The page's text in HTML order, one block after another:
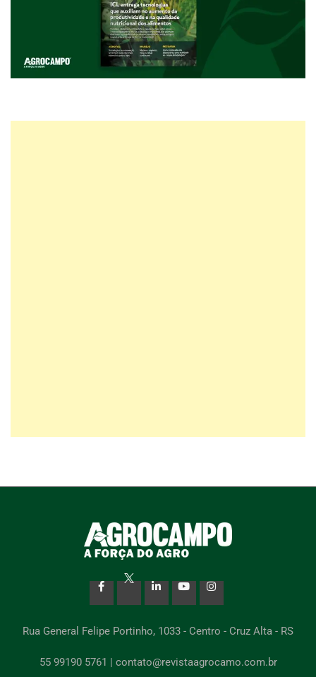
Rua General Felipe Portinho, 1033 - Centro - Cruz Alta - RS
55 99190 5761 | contato@revistaagrocamo.com.br